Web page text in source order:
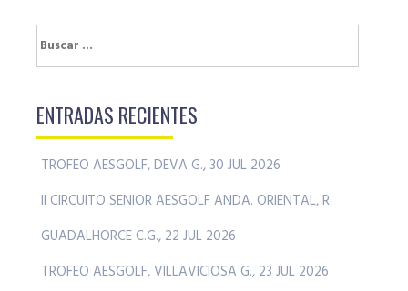
Buscar:
ENTRADAS RECIENTES
TROFEO AESGOLF, DEVA G., 30 JUL 2026
II CIRCUITO SENIOR AESGOLF ANDA. ORIENTAL, R.
GUADALHORCE C.G., 22 JUL 2026
TROFEO AESGOLF, VILLAVICIOSA G., 23 JUL 2026